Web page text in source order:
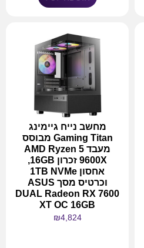
מחשב נייח גיימינג
Gaming Titan מבוסס
מעבד AMD Ryzen 5
9600X זכרון 16GB,
אחסון 1TB NVMe
וכרטיס מסך ASUS
DUAL Radeon RX 7600
XT OC 16GB
₪4,824